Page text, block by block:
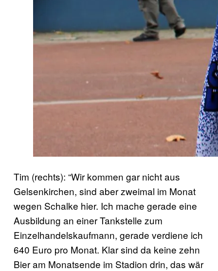
Tim (rechts): “Wir kommen gar nicht aus
Gelsenkirchen, sind aber zweimal im Monat
wegen Schalke hier. Ich mache gerade eine
Ausbildung an einer Tankstelle zum
Einzelhandelskaufmann, gerade verdiene ich
640 Euro pro Monat. Klar sind da keine zehn
Bier am Monatsende im Stadion drin, das wär